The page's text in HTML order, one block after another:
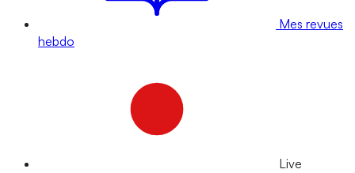
Mes revues
hebdo
Live